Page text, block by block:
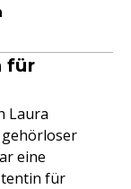
für
Laura
gehörloser
eine
für